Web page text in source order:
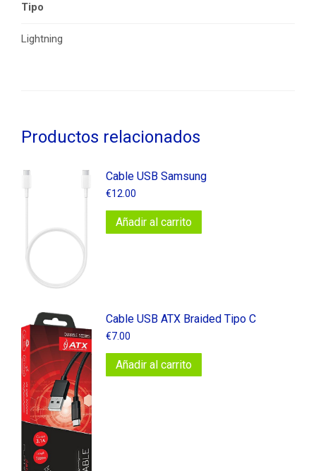
Tipo
Lightning
Productos relacionados
Cable USB Samsung
€12.00
Añadir al carrito
Cable​ USB​ ATX​ Braided​ Tipo​ C
€7.00
Añadir al carrito